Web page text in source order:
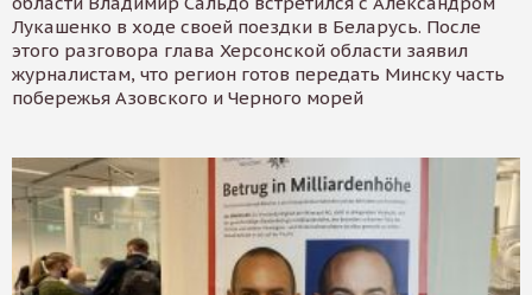
Лукашенко в ходе своей поездки в Беларусь. После
этого разговора глава Херсонской области заявил
журналистам, что регион готов передать Минску часть
побережья Азовского и Черного морей